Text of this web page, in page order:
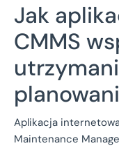
Jak
CMMS
Aplikacja
Maintenance